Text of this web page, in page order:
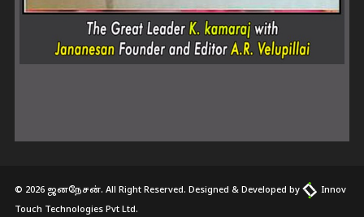
© 2026 ஜனநேசன். All Right Reserved. Designed & Developed by
Innov
Touch Technologies Pvt Ltd.